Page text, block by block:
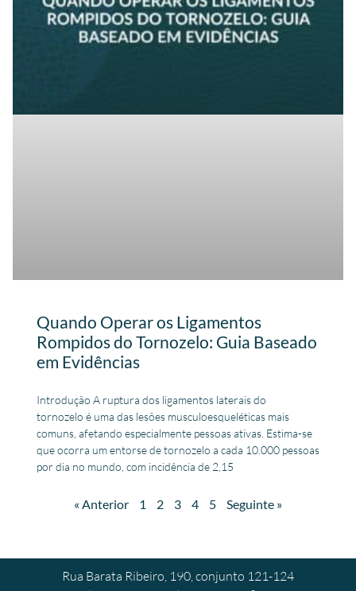
Quando Operar os Ligamentos
Rompidos do Tornozelo: Guia Baseado
em Evidências
Introdução A ruptura dos ligamentos laterais do
tornozelo é uma das lesões musculoesqueléticas mais
comuns, afetando especialmente pessoas ativas. Estima-se
que ocorra um entorse de tornozelo a cada 10.000 pessoas
por dia no mundo, com incidência de 2,15
« Anterior 1 2 3 4 5 Seguinte »
Rua Barata Ribeiro, 190, conjunto 121-124